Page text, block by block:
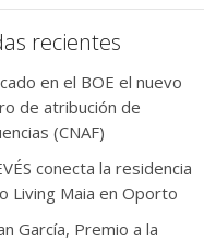
recientes
en el BOE el nuevo
de atribución de
(CNAF)
conecta la residencia
Living Maia en Oporto
García, Premio a la